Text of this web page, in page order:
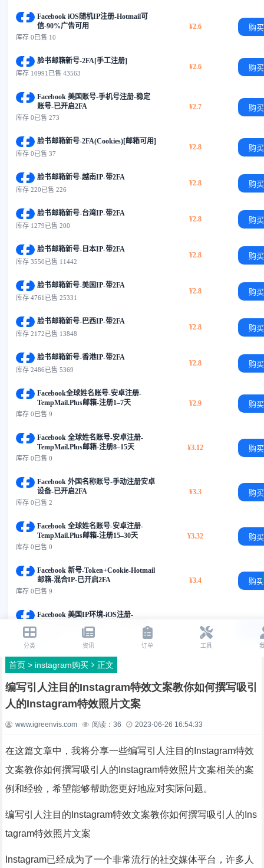
首页> instagram购买 正文
编写引人注目的Instagram特效文案教你如何撰写吸引
人的Instagram特效照片文案
www.igreenvis.com 阅读： 36 2023-06-26 16:54:33
在这篇文章中，我将分享一些编写引人注目的Instagram特效
文案教你如何撰写吸引人的Instagram特效照片文案相关的案
例和经验，希望能够帮助您更好地应对实际问题。
编写引人注目的Instagram特效文案教你如何撰写吸引人的Ins
tagram特效照片文案
Instagram已经成为了一个非常流行的社交媒体平台，许多人